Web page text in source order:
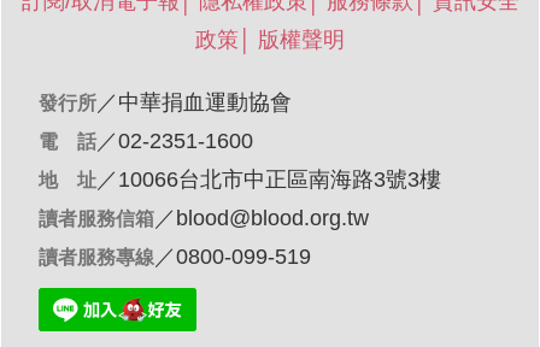
政策
版權聲明
發行所／ 中華捐血運動協會
電 話／02-2351-1600
地 址／10066台北市中正區南海路3號3樓
讀者服務信箱／ blood@blood.org.tw
讀者服務專線 ／0800-099-519